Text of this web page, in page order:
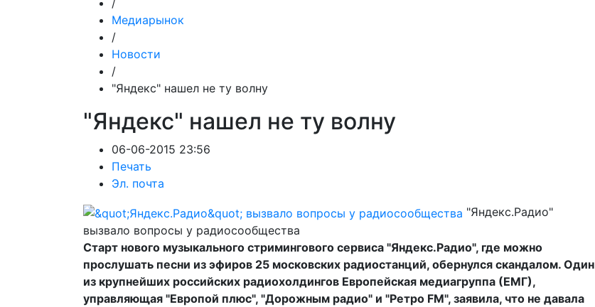
/
Медиарынок
/
Новости
/
"Яндекс" нашел не ту волну
"Яндекс" нашел не ту волну
06-06-2015 23:56
Печать
Эл. почта
"Яндекс.Радио"
вызвало вопросы у радиосообщества
Старт нового музыкального стримингового сервиса "Яндекс.Радио", где можно
прослушать песни из эфиров 25 московских радиостанций, обернулся скандалом. Один
из крупнейших российских радиохолдингов Европейская медиагруппа (ЕМГ),
управляющая "Европой плюс", "Дорожным радио" и "Ретро FM", заявила, что не давала